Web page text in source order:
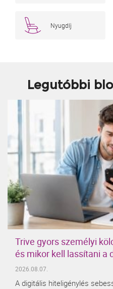
Nyugdíj
Legutóbbi
Trive gyors személyi
és mikor kell lassítani a
2026.08.07.
A digitális hiteligénylés